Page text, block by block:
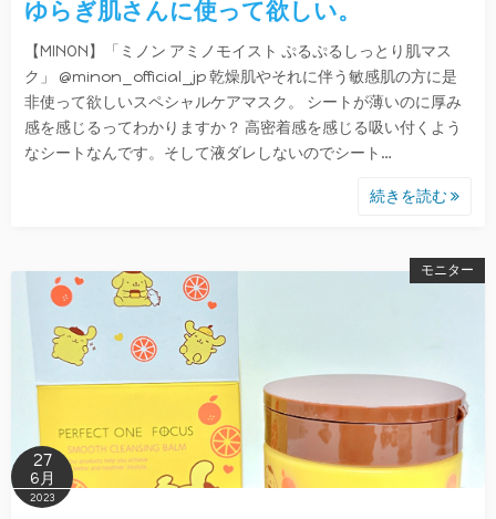
ゆらぎ肌さんに使って欲しい。
【MINON】「ミノン アミノモイスト ぷるぷるしっとり肌マス
ク」 @minon_official_jp 乾燥肌やそれに伴う敏感肌の方に是
非使って欲しいスペシャルケアマスク。 シートが薄いのに厚み
感を感じるってわかりますか？ 高密着感を感じる吸い付くよう
なシートなんです。そして液ダレしないのでシート…
続きを読む
モニター
27
6月
2023